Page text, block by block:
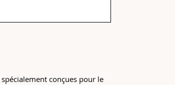
spécialement conçues pour le